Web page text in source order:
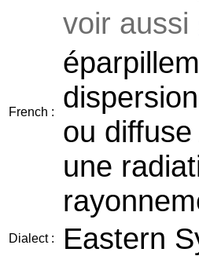
French :
voir aussi
ou
une
Dialect : Eastern